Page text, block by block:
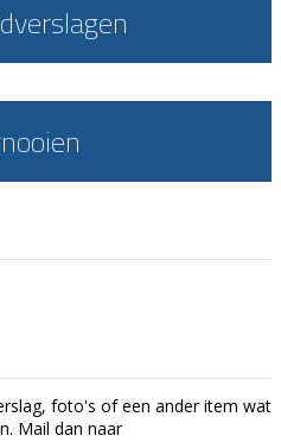
foto's of een ander item wat
Mail dan naar